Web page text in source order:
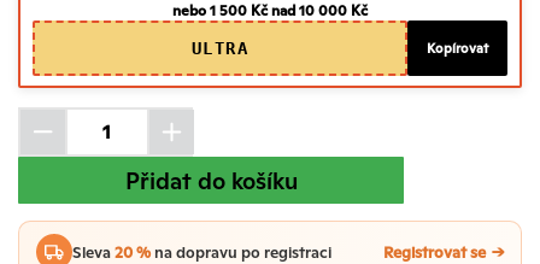
nebo 1 500 Kč nad 10 000 Kč
ULTRA
Kopírovat
Přidat do košíku
Sleva20 %na dopravu po registraci Registrovat se